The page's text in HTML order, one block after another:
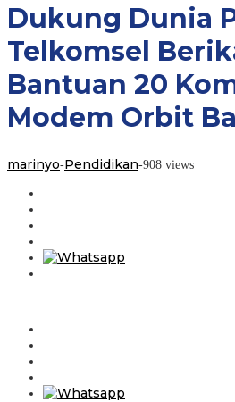
Dukung Dunia
Telkomsel
Bantuan 20
Modem Orbit
marinyo-Pendidikan-908 views